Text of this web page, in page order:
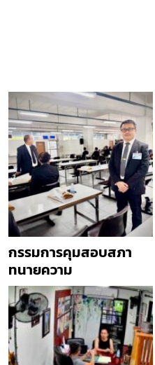
กรรมการคุมสอบสภา
ทนายความ